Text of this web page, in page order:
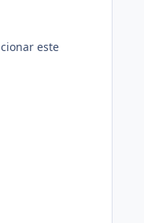
este